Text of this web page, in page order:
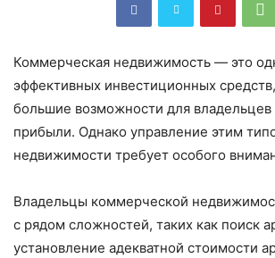
Коммерческая недвижимость — это
эффективных инвестиционных
большие возможности для владельцев
прибыли. Однако управление этим
недвижимости требует особого
Владельцы коммерческой
с рядом сложностей, таких как поиск
установление адекватной стоимости